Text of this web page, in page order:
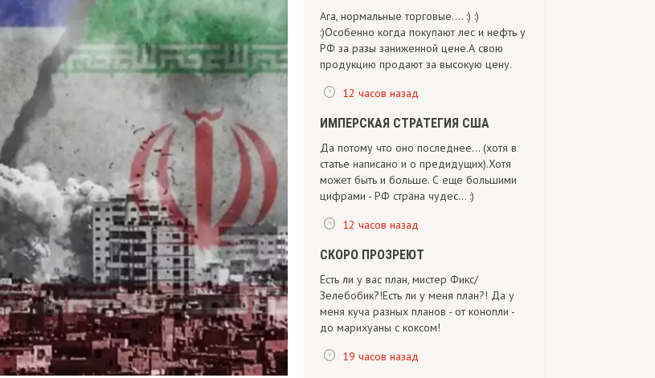
Ага, нормальные торговые.... :) :)
:)Особенно когда покупают лес и нефть у
РФ за разы заниженной цене.А свою
продукцию продают за высокую цену.
12 часов назад
ИМПЕРСКАЯ СТРАТЕГИЯ США
Да потому что оно последнее... (хотя в
статье написано и о предидущих).Хотя
может быть и больше. С еще большими
цифрами - РФ страна чудес... :)
12 часов назад
СКОРО ПРОЗРЕЮТ
Есть ли у вас план, мистер Фикс/
Зелебобик?!Есть ли у меня план?! Да у
меня куча разных планов - от конопли -
до марихуаны с коксом!
19 часов назад